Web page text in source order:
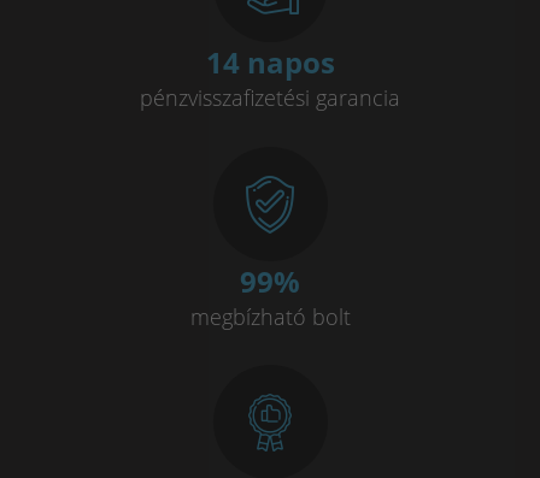
14 napos
pénzvisszafizetési garancia
100%
megbízható bolt